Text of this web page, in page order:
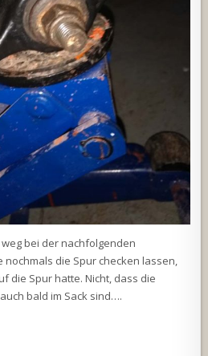
bei der nachfolgenden
die Spur checken lassen,
die Spur hatte. Nicht, dass die
bald im Sack sind….